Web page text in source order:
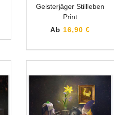
Geisterjäger Stillleben
Print
Ab 16,90 €